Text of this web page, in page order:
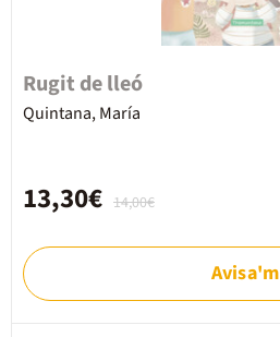
Rugit de lleó
Quintana, María
14,00€
13,30€
Avisa'm